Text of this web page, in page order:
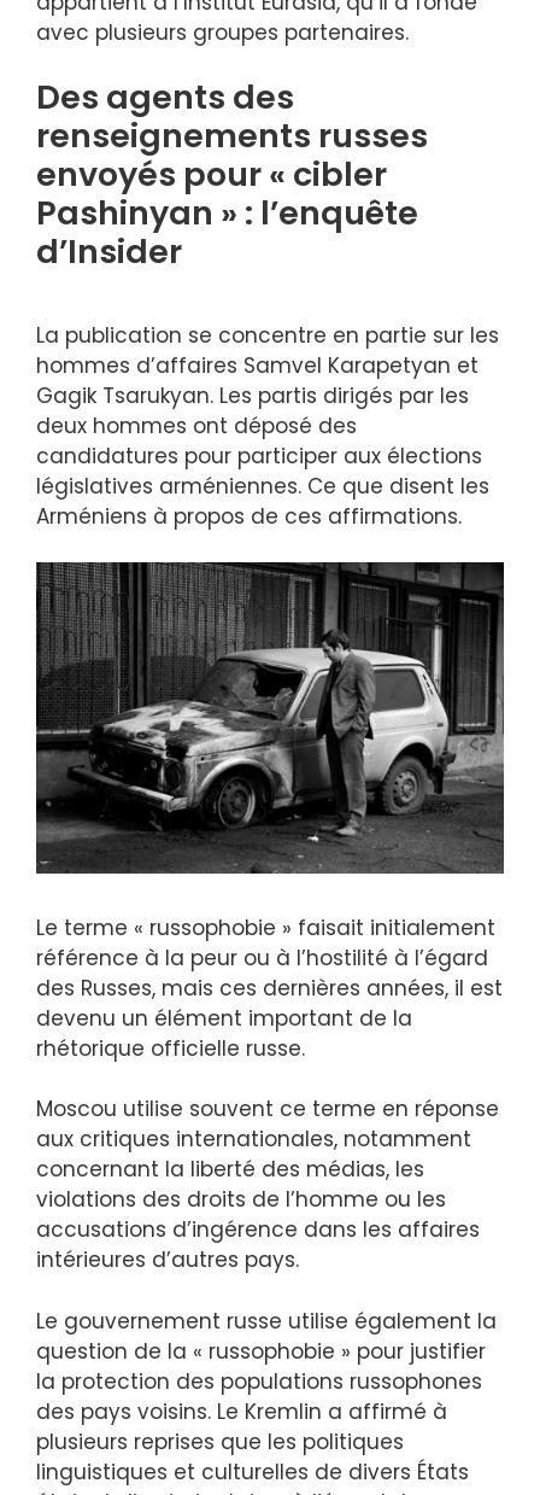
avec plusieurs groupes partenaires.
Des agents des
renseignements russes
envoyés pour « cibler
Pashinyan » : l’enquête
d’Insider
La publication se concentre en partie sur les
hommes d’affaires Samvel Karapetyan et
Gagik Tsarukyan. Les partis dirigés par les
deux hommes ont déposé des
candidatures pour participer aux élections
législatives arméniennes. Ce que disent les
Arméniens à propos de ces affirmations.
Le terme « russophobie » faisait initialement
référence à la peur ou à l’hostilité à l’égard
des Russes, mais ces dernières années, il est
devenu un élément important de la
rhétorique officielle russe.
Moscou utilise souvent ce terme en réponse
aux critiques internationales, notamment
concernant la liberté des médias, les
violations des droits de l’homme ou les
accusations d’ingérence dans les affaires
intérieures d’autres pays.
Le gouvernement russe utilise également la
question de la « russophobie » pour justifier
la protection des populations russophones
des pays voisins. Le Kremlin a affirmé à
plusieurs reprises que les politiques
linguistiques et culturelles de divers États